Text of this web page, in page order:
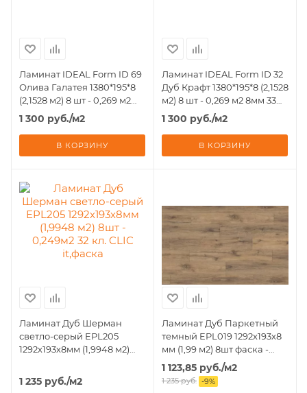
Ламинат IDEAL Form ID 69
Олива Галатея 1380*195*8
(2,1528 м2) 8 шт - 0,269 м2
8мм 33 кл
1 300 руб./м2
В КОРЗИНУ
Ламинат IDEAL Form ID 32
Дуб Крафт 1380*195*8 (2,1528
м2) 8 шт - 0,269 м2 8мм 33
кл
1 300 руб./м2
В КОРЗИНУ
Ламинат Дуб Шерман
светло-серый EPL205
1292х193х8мм (1,9948 м2)
1 235 руб./м2
Ламинат Дуб Паркетный
темный EPL019 1292х193х8
мм (1,99 м2) 8шт фаска -
0,249 м2 32 класс
1 123,85 руб./м2
1 235руб. -9%